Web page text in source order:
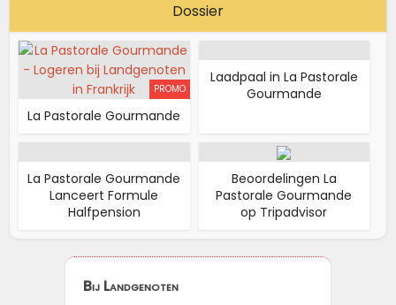
Dossier
PROMO
La Pastorale Gourmande
Laadpaal in La Pastorale
Gourmande
La Pastorale Gourmande
Lanceert Formule
Halfpension
Beoordelingen La
Pastorale Gourmande
op Tripadvisor
Bij Landgenoten